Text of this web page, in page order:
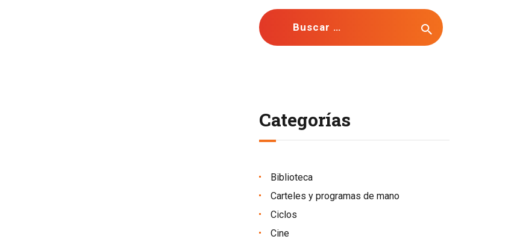
Buscar:
Categorías
Biblioteca
Carteles y programas de mano
Ciclos
Cine